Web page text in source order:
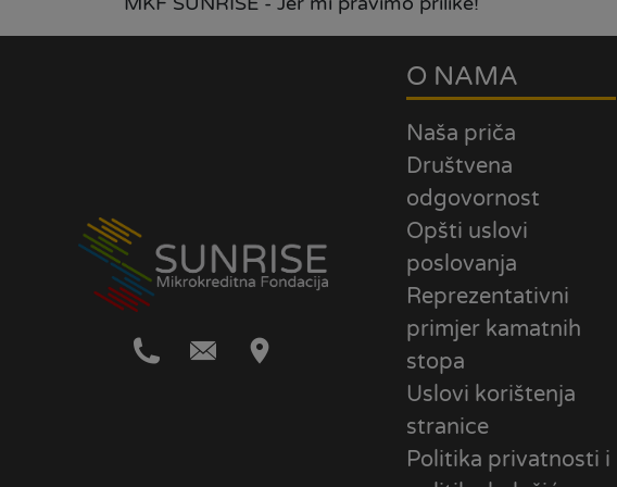
O NAMA
Naša priča
Društvena
odgovornost
Opšti uslovi
poslovanja
Reprezentativni
primjer kamatnih
stopa
Uslovi korištenja
stranice
Politika privatnosti i